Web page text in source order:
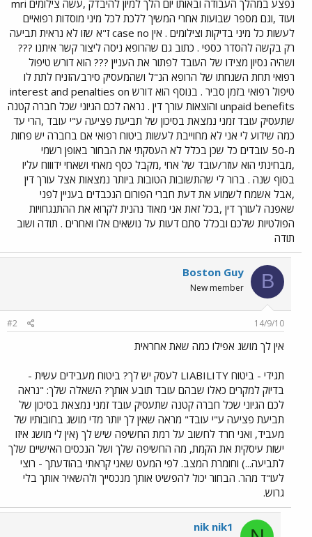
נפצע במהלך העבודה ובאותו יום הלך למיון להיבדק ,עשה צילומים mri
ועוד ,וגם מספר שבועות אחרי המשיך ללכת לכל מיני מוסדות רפואיים
לעשות כל מיני בדיקות וצילומים . אין case no ז"א שזו לא נראית תביעה
רק בקשה להסדר כספי . כתוב גם שהרופא ניסה ליצור קשר איתנו ???
ושהיה נסיון מצידו של העובד לפתור את העניין ??? הוא דורש טיפול
רפואי תחת השגחתו של הרופא הנ"ל ושהמעסיק סירב/הזניח לתת לו
טיפול רפואי בזמן סביר . בנוסף הוא דורש interest and penalties on
unpaid benefits והוצאות עורך דין . נראה לכם הגיוני שכל חברה קטנה
שתעסיק עובד זמני נמצאת בסיכון של תביעת פציעה ע"י עובד ,הרי עד
כמה שידוע לי אני לא מחוייבת לעשות ביטוח רפואי אם בחברה יש פחות
מ-50 עובדים כל שכן בכלל לא העסקתי את הבחור באופן רשמי
,מבחינתי הוא עוזר/עובד של אחי ,מקבל כסף מאחי ושאחי ידוווח עליו
בסוף שנה . ברור לי שהתשובות הטובות ביותר נמצאות אצל עורך דין
,אבל אשמח לשמוע את דעת חברי הפורום הנכבדים בעניין לפני
שאפנה לעורך דין ,בכל זאת אני מאוד נהנית לקרוא את ההתנגחויות
הפולטיות שלכם ובכלל סתם דעות על נושאים אלו ואחרים . תודה ושוב
תודה
B
Boston Guy
New member
14/9/10
#2
אין לך מושג אפילו כמה שאת אחראית
תגידי - ביטוח LIABILITY לעסק יש לך? ביטוח מעבידים עשית -
בדיוק למקרים כאלו שבהם עובד תובע אותך? השאלה שלך: "נראה
לכם הגיוני שכל חברה קטנה שתעסיק עובד זמני נמצאת בסיכון של
תביעת פציעה ע"י עובד" מראה שאין לך יותר מדי מושג בחובותיו של
מעביד, ואני חרד לחשוב על רמת החשיפה שיש לך (אין לי מושג איזו
ישות עיסקית את הקמת, מה החשיפה שלך ושל הנכסים האישיים שלך
לתביעה...) וחומרת המצב. לפי המעט שאני קראתי בהודעתך - רוצי
לעו"ד מהר. הבחור יכול להפשיט אותך מנכסייך ולהשאיר אותך בלי
גרוש.
nik nik1